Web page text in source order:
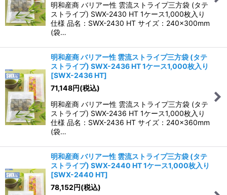
明和産商 バリアー性 雲流ストライプ三方袋 (タテ
ストライプ) SWX-2430 HT 1ケース1,000枚入り
仕様 品名：SWX-2430 HT サイズ：240×300mm
(袋…
明和産商 バリアー性 雲流ストライプ三方袋 (タテ
ストライプ) SWX-2436 HT 1ケース1,000枚入り
[SWX-2436 HT]
71,148円(税込)
明和産商 バリアー性 雲流ストライプ三方袋 (タテ
ストライプ) SWX-2436 HT 1ケース1,000枚入り
仕様 品名：SWX-2436 HT サイズ：240×360mm
(袋…
明和産商 バリアー性 雲流ストライプ三方袋 (タテ
ストライプ) SWX-2440 HT 1ケース1,000枚入り
[SWX-2440 HT]
78,152円(税込)